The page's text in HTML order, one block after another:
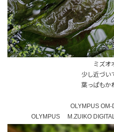
ミズオ
少し近づい
葉っぱもか
OLYMPUS OM-
OLYMPUS M.ZUIKO